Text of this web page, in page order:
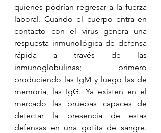
quienes podrían regresar a la fuerza
laboral. Cuando el cuerpo entra en
contacto con el virus genera una
respuesta inmunológica de defensa
rápida a través de las
inmunoglobulinas; primero
produciendo las IgM y luego las de
memoria, las IgG. Ya existen en el
mercado las pruebas capaces de
detectar la presencia de estas
defensas en una gotita de sangre.